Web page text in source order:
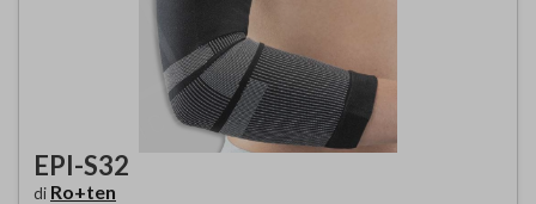
EPI-S32
di Ro+ten